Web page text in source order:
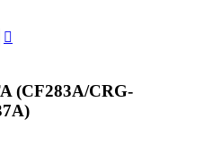

(CF283A/CRG-